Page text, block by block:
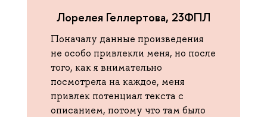
Лорелея Геллертова, 23ФПЛ
Поначалу данные произведения
не особо привлекли меня, но после
того, как я внимательно
посмотрела на каждое, меня
привлек потенциал текста с
описанием, потому что там было